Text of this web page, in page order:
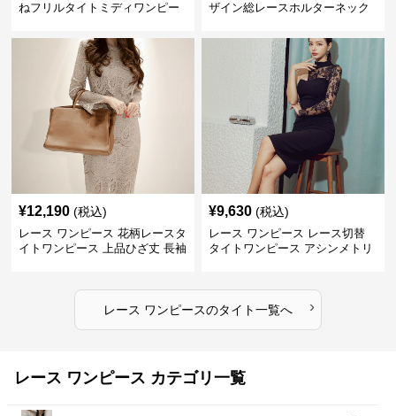
ねフリルタイトミディワンピー
ザイン総レースホルターネック
¥12,190 (税込)
レース ワンピース 花柄レースタ
イトワンピース 上品ひざ丈 長袖
¥9,630 (税込)
レース ワンピース レース切替
タイトワンピース アシンメトリ
レース ワンピースのタイト一覧へ ›
レース ワンピース カテゴリ一覧